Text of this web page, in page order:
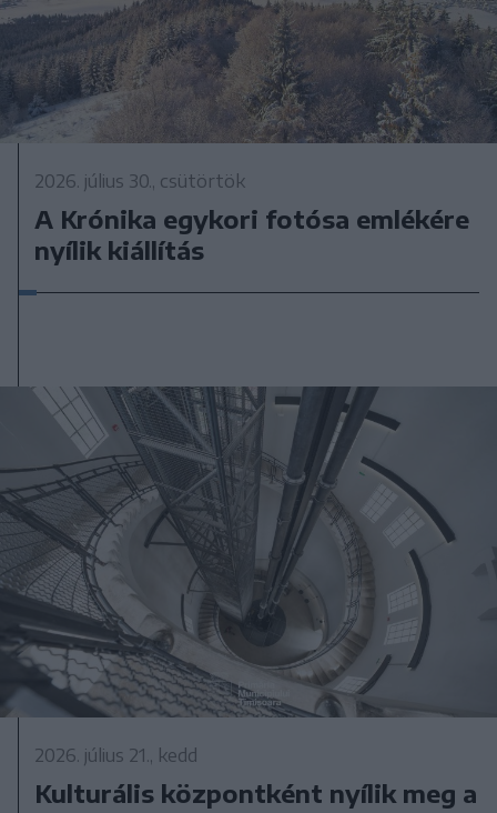
2026. július 30., csütörtök
A Krónika egykori fotósa emlékére
nyílik kiállítás
2026. július 21., kedd
Kulturális központként nyílik meg a